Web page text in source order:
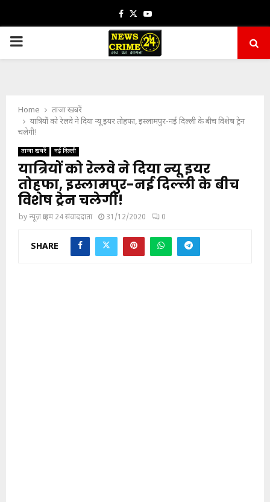
Facebook
TwitterYoutube
PRIMARY
Home
ताजा खबरें
यात्रियों को रेलवे ने दिया न्यू इयर तोहफा, इस्लामपुर-नई दिल्ली के बीच विशेष ट्रेन
चलेगी!
ताजा खबरें नई दिल्ली
यात्रियों को रेलवे ने दिया न्यू इयर
तोहफा, इस्लामपुर-नई दिल्ली के बीच
विशेष ट्रेन चलेगी!
byन्यूज़ क्राइम 24 संवाददाता 31/12/2020 0
SHARE